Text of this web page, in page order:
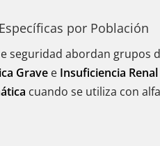
por Población
seguridad abordan grupos
Grave e Insuficiencia
cuando se utiliza con